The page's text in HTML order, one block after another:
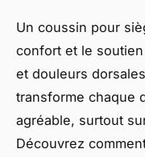
Un coussin pour
confort et le
et douleurs
transforme chaque
agréable, surtout
Découvrez